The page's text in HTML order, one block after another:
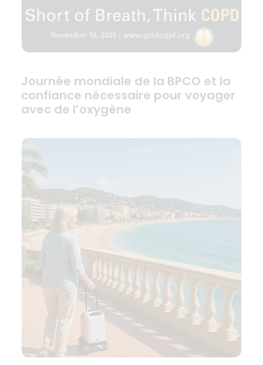
Journée mondiale de la BPCO et la
confiance nécessaire pour voyager
avec de l’oxygène